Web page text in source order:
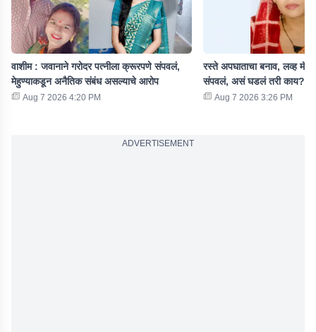
वाशीम : जवानाने गरोदर पत्नीला क्रूरपणे संपवलं,
मेहुण्याकडून अनैतिक संबंध असल्याचे आरोप
Aug 7 2026 4:20 PM
रस्ते अपघाताचा बनाव, लव्ह
संपवलं, असं घडलं तरी काय?
Aug 7 2026 3:26 PM
ADVERTISEMENT